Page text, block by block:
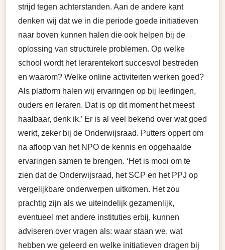
strijd tegen achterstanden. Aan de andere kant
denken wij dat we in die periode goede initiatieven
naar boven kunnen halen die ook helpen bij de
oplossing van structurele problemen. Op welke
school wordt het lerarentekort succesvol bestreden
en waarom? Welke online activiteiten werken goed?
Als platform halen wij ervaringen op bij leerlingen,
ouders en leraren. Dat is op dit moment het meest
haalbaar, denk ik.’ Er is al veel bekend over wat goed
werkt, zeker bij de Onderwijsraad. Putters oppert om
na afloop van het NPO de kennis en opgehaalde
ervaringen samen te brengen. ‘Het is mooi om te
zien dat de Onderwijsraad, het SCP en het PPJ op
vergelijkbare onderwerpen uitkomen. Het zou
prachtig zijn als we uiteindelijk gezamenlijk,
eventueel met andere instituties erbij, kunnen
adviseren over vragen als: waar staan we, wat
hebben we geleerd en welke initiatieven dragen bij